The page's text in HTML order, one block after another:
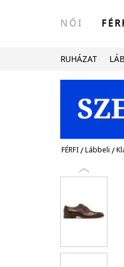
NŐI
RUHÁZAT
FÉRFI/Lábbeli /